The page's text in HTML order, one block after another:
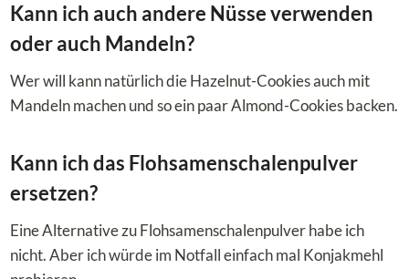
Kann ich auch andere Nüsse verwenden
oder auch Mandeln?
Wer will kann natürlich die Hazelnut-Cookies auch mit
Mandeln machen und so ein paar Almond-Cookies backen.
Kann ich das Flohsamenschalenpulver
ersetzen?
Eine Alternative zu Flohsamenschalenpulver habe ich
nicht. Aber ich würde im Notfall einfach mal Konjakmehl